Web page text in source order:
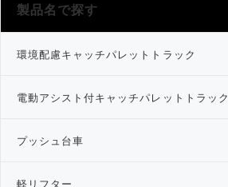
製品名で探す
環境配慮キャッチパレットトラック
電動アシスト付キャッチパレットトラック
プッシュ台車
軽リフター